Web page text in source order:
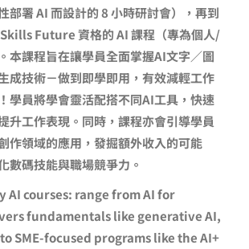
部署 AI 而設計的 8 小時研討會），再到
Future 資格的 AI 課程（專為個人/
本課程旨在讓學員全面掌握AI文字／圖
成技術－做到即學即用，有效減輕工作
學員將學會靈活配搭不同AI工具，快速
升工作表現。同時，課程亦會引導學員
作領域的應用，發掘額外收入的可能
數碼技能與職場競爭力。
AI courses: range from AI for
fundamentals like generative AI,
SME-focused programs like the AI+